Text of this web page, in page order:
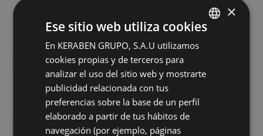
WHITE colores
Masaya Beige Antislip
90X90
BEIGE colores
Masaya Grey Antislip
+ 5
Masaya White Antislip
90X90
+ 5
colores
×
Ese sitio web utiliza cookies
En KERABEN GRUPO, S.A.U utilizamos
cookies propias y de terceros para
analizar el uso del sitio web y mostrarte
publicidad relacionada con tus
preferencias sobre la base de un perfil
elaborado a partir de tus hábitos de
navegación (por ejemplo, páginas